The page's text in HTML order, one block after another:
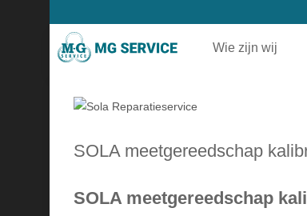
Wie zijn wij
SOLA meetgereedschap
SOLA meetgereedschap